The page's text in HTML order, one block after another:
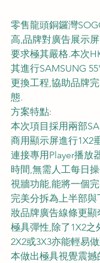
零售龍頭銅鑼灣
高,品牌對廣告展示
要求極其嚴格.本次
其進行SAMSUNG
更換工程,協助品牌
態.
方案特點:
本次項目採用兩部
商用顯示屏進行1X2
連接專用Player播放
時間,無需人工每日
視牆功能,能將一個
完美分拆為上半部
妝品牌廣告線條更
極具彈性,除了1X2之
2X2或3X3亦能輕易
本做出極具視覺震撼